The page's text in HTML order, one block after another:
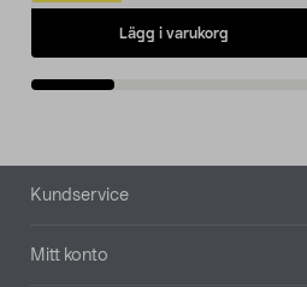
Lägg i varukorg
Sidfot
Kundservice
Mitt konto